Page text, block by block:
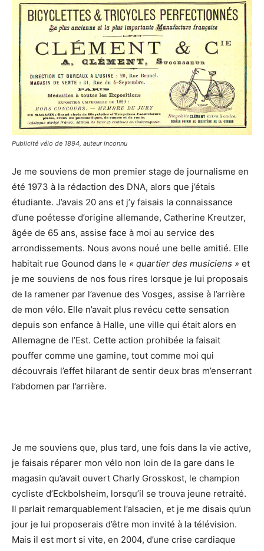
Publicité vélo de 1894, auteur inconnu
Je me souviens de mon premier stage de journalisme en
été 1973 à la rédaction des DNA, alors que j’étais
étudiante. J’avais 20 ans et j’y faisais la connaissance
d’une poétesse d’origine allemande, Catherine Kreutzer,
âgée de 65 ans, assise face à moi au service des
arrondissements. Nous avons noué une belle amitié. Elle
habitait rue Gounod dans le « quartier des musiciens » et
je me souviens de nos fous rires lorsque je lui proposais
de la ramener par l’avenue des Vosges, assise à l’arrière
de mon vélo. Elle n’avait plus revécu cette sensation
depuis son enfance à Halle, une ville qui était alors en
Allemagne de l’Est. Cette action prohibée la faisait
pouffer comme une gamine, tout comme moi qui
découvrais l’effet hilarant de sentir deux bras m’enserrant
l’abdomen par l’arrière.
Je me souviens que, plus tard, une fois dans la vie active,
je faisais réparer mon vélo non loin de la gare dans le
magasin qu’avait ouvert Charly Grosskost, le champion
cycliste d’Eckbolsheim, lorsqu’il se trouva jeune retraité.
Il parlait remarquablement l’alsacien, et je me disais qu’un
jour je lui proposerais d’être mon invité à la télévision.
Mais il est mort si vite, en 2004, d’une crise cardiaque